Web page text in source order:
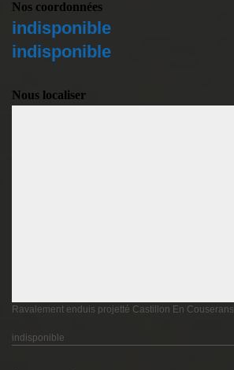
Nos coordonnées
indisponible
indisponible
Nous localiser
Ravalement enduis projetté Castillon En Couserans
indisponible